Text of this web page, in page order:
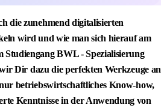
die zunehmend digitalisierten
wird und wie man sich hierauf am
Studiengang BWL - Spezialisierung
Dir dazu die perfekten Werkzeuge an
betriebswirtschaftliches Know-how,
Kenntnisse in der Anwendung von